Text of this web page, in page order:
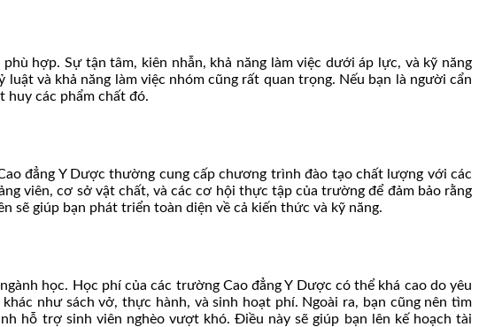
hợp. Sự tận tâm, kiên nhẫn, khả năng làm việc dưới áp lực, và kỹ năng
và khả năng làm việc nhóm cũng rất quan trọng. Nếu bạn là người cẩn
huy các phẩm chất đó.
đẳng Y Dược thường cung cấp chương trình đào tạo chất lượng với các
viên, cơ sở vật chất, và các cơ hội thực tập của trường để đảm bảo rằng
giúp bạn phát triển toàn diện về cả kiến thức và kỹ năng.
học. Học phí của các trường Cao đẳng Y Dược có thể khá cao do yêu
như sách vở, thực hành, và sinh hoạt phí. Ngoài ra, bạn cũng nên tìm
hỗ trợ sinh viên nghèo vượt khó. Điều này sẽ giúp bạn lên kế hoạch tài